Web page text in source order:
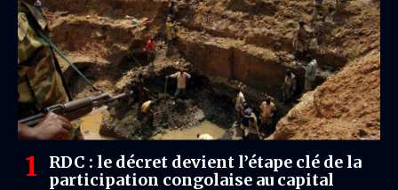
RDC : le décret devient l’étape clé de la
participation congolaise au capital